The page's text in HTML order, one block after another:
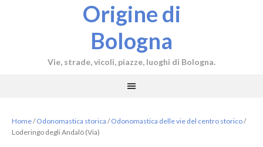
Origine di
Bologna
Vie, strade, vicoli, piazze, luoghi di Bologna.
Home/ Odonomastica storica / Odonomastica delle vie del centro storico/
Loderingo degli Andalò (Via)